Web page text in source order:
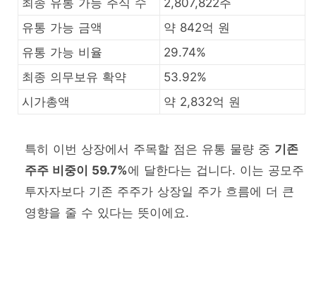
유통 가능 금액
약 842억 원
유통 가능 비율
29.74%
최종 의무보유 확약
53.92%
시가총액
약 2,832억 원
특히 이번 상장에서 주목할 점은 유통 물량 중 기존
주주 비중이 59.7%에 달한다는 겁니다. 이는 공모주
투자자보다 기존 주주가 상장일 주가 흐름에 더 큰
영향을 줄 수 있다는 뜻이에요.